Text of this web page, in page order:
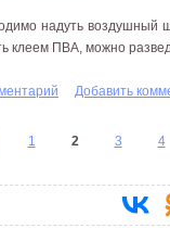
надуть воздушный
клеем ПВА, можно
Добавить
1 2 3 4